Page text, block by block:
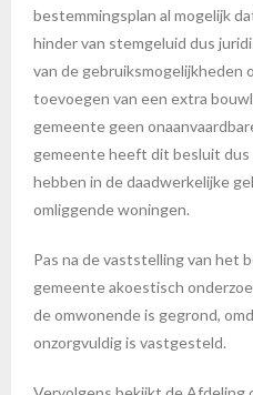
bestemmingsplan al mogelijk
hinder van stemgeluid dus
van de gebruiksmogelijkheden
toevoegen van een extra
gemeente geen
gemeente heeft dit besluit
hebben in de daadwerkelijke
omliggende woningen.
Pas na de vaststelling van het
gemeente akoestisch
de omwonende is gegrond,
onzorgvuldig is vastgesteld.